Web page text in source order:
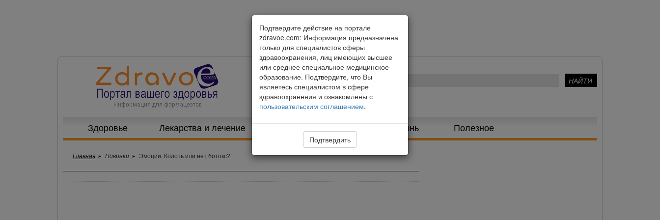
Здоровье Лекарства и лечение Питание и диета Здоровая жизнь Полезное
Главная Новинки Эмоции. Колоть или нет ботокс?
Подтвердите действие на портале
zdravoe.com: Информация предназначена
только для специалистов сферы
здравоохранения, лиц имеющих высшее
или среднее специальное медицинское
образование. Подтвердите, что Вы
являетесь специалистом в сфере
здравоохранения и ознакомлены с
пользовательским соглашением.
Подтвердить